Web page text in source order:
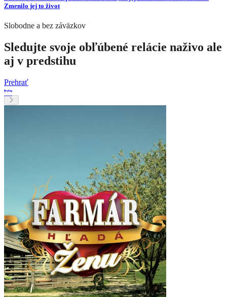
Zmenilo jej to život
Slobodne a bez záväzkov
Sledujte svoje obľúbené relácie naživo ale
aj v predstihu
Prehrať